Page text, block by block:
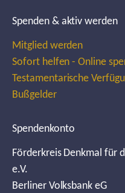
Spenden & aktiv werden
Mitglied werden
Sofort helfen - Online
Testamentarische
Bußgelder
Spendenkonto
Förderkreis Denkmal für
e.V.
Berliner Volksbank eG